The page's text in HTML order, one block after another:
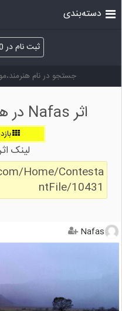
ثبت نام در 100 هنر
دسته‌بندی
اثر Nafas در هنر عکاسی : آرامش
لینک
Home/Contesta
ntFile/10431
Nafas